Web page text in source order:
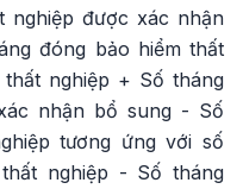
nghiệp được xác nhận
đóng bảo hiểm thất
nghiệp + Số tháng
nhận bổ sung - Số
tương ứng với số
nghiệp - Số tháng